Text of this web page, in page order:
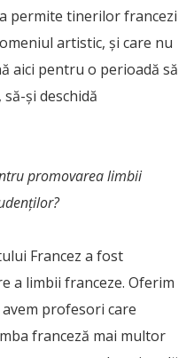
permite tinerilor francezi
artistic, și care nu
aici pentru o perioadă să
și deschidă
promovarea limbii
Francez a fost
a limbii franceze. Oferim
profesori care
franceză mai multor